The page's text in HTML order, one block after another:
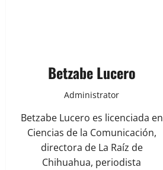
Betzabe Lucero
Administrator
Betzabe Lucero es licenciada en
Ciencias de la Comunicación,
directora de La Raíz de
Chihuahua, periodista